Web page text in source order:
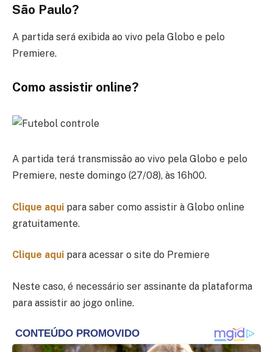
São Paulo?
A partida será exibida ao vivo pela Globo e pelo
Premiere.
Como assistir online?
A partida terá transmissão ao vivo pela Globo e pelo
Premiere, neste domingo (27/08), às 16h00.
Clique aqui para saber como assistir à Globo online
gratuitamente.
Clique aqui para acessar o site do Premiere
Neste caso, é necessário ser assinante da plataforma
para assistir ao jogo online.